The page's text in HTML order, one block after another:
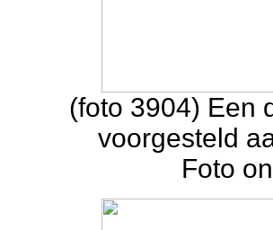
(foto 3904) Een
voorgesteld
Foto